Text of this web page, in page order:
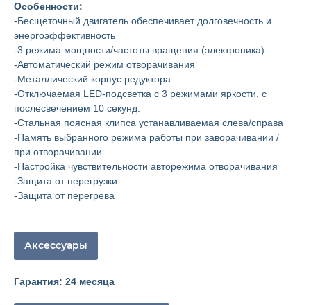
Особенности:
-Бесщеточный двигатель обеспечивает долговечность и
энергоэффективность
-3 режима мощности/частоты вращения (электроника)
-Автоматический режим отворачивания
-Металлический корпус редуктора
-Отключаемая LED-подсветка с 3 режимами яркости, с
послесвечением 10 секунд.
-Стальная поясная клипса устанавливаемая слева/справа
-Память выбранного режима работы при заворачивании /
при отворачивании
-Настройка чувствительности авторежима отворачивания
-Защита от перегрузки
-Защита от перегрева
Аксессуары
Гарантия: 24 месяца
ООО "ФорАвтоКом"
ООО "ФорАвтоКом", ИНН:6165230254,